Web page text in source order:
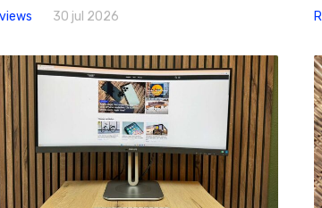
30 jul 2026